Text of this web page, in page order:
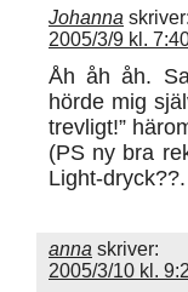
Johanna skriver:
2005/3/9 kl.
Åh åh åh.
hörde mig
trevligt!”
(PS ny bra
Light-
anna skriver:
2005/3/10 kl.